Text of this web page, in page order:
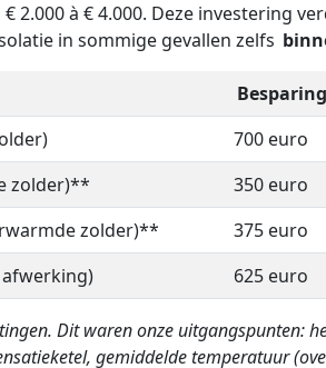
2.000 à € 4.000. Deze investering
in sommige gevallen zelfs
700 euro
zolder)**
350 euro
zolder)**
375 euro
625 euro
Dit waren onze uitgangspunten:
gemiddelde temperatuur